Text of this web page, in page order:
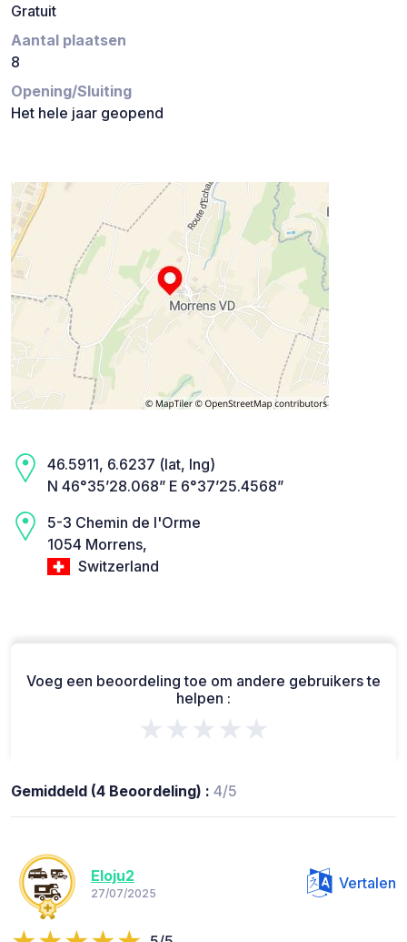
Gratuit
Aantal plaatsen
8
Opening/Sluiting
Het hele jaar geopend
46.5911, 6.6237 (lat, lng)
N 46°35’28.068” E 6°37’25.4568”
5-3 Chemin de l'Orme
1054 Morrens,
Switzerland
Voeg een beoordeling toe om andere gebruikers te
helpen :
★★★★★
Gemiddeld (4 Beoordeling) : 4/5
Eloju2
27/07/2025
Vertalen